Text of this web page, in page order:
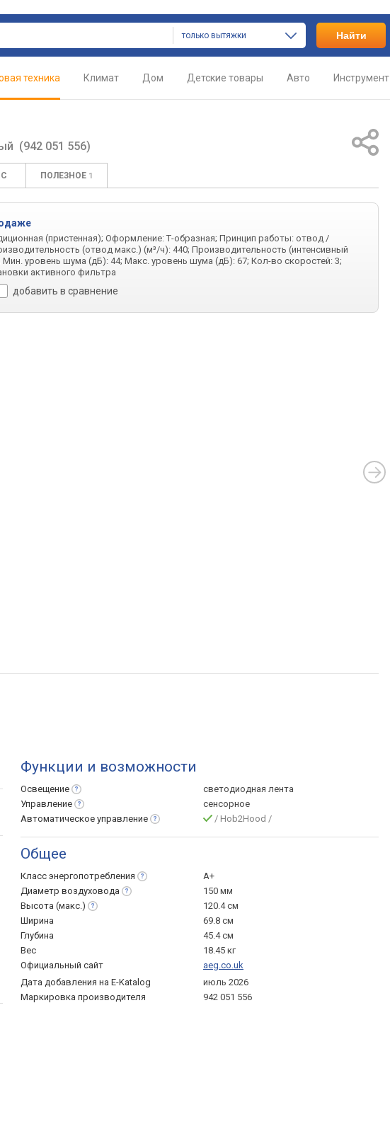
только вытяжки Найти
техника Климат Дом Детские товары Авто Инструмент
(942 051 556)
ПОЛЕЗНОЕ 1
(пристенная); Оформление: Т-образная; Принцип работы: отвод /
(отвод макс.) (м³/ч): 440; Производительность (интенсивный
уровень шума (дБ): 44; Макс. уровень шума (дБ): 67; Кол-во скоростей: 3;
активного фильтра
добавить в сравнение
Функции и возможности
Освещение
светодиодная лента
Управление
сенсорное
Автоматическое управление / Hob2Hood /
Общее
Класс энергопотребления
A+
Диаметр воздуховода
150 мм
Высота (макс.)
120.4 см
Ширина
69.8 см
Глубина
45.4 см
Вес
18.45 кг
Официальный сайт
aeg.co.uk
Дата добавления на E-Katalog
июль 2026
Маркировка производителя
942 051 556